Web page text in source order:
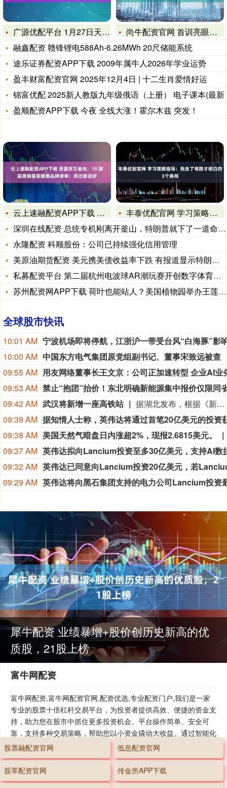
广源优配平台 1月27日天奈转债上涨0.27%，转股溢价率1
尚牛配资官网 首训亮眼，火箭队迎4喜讯！杜兰特争MVP+3大
融鑫配资 赣锋锂电588Ah-6.26MWh 20尺储能系统
途乐证券配资APP下载 2009年属牛人2026年学业运势
盈丰财富配资官网 2025年12月4日 | 十二生肖爱情好运
锦富优配 2025新人教版九年级俄语（上册） 电子课本(最新
盈顺配资APP下载 今夜 全线大涨！霍尔木兹 突发！
云上速融配资APP下载 质量好又省电：10 款超高销量取暖器
丰泰优配官网 学习策略指导：我走了弯路才明白的3个真相
深圳在线配资 总统专机刚离开釜山，特朗普就下了一道命令，普京
永隆配资 科顺股份：公司已持续强化信用管理
美原油期货配资 美元携美债收益率下跌 有报道显示特朗普似愿放
私募配资平台 第二届杭州电波球AR潮玩赛开创数字体育新范式，
苏州配资网APP下载 荷叶也能站人？美国植物园举办王莲承重大
全球股市快讯
10:01 AM
10:00 AM 中国东方电气集团原党组副书记、董事宋致远被查
09:55 AM
09:53 AM
09:42 AM 武汉将新增一座高铁站
据湖北发布，根据《新建合肥至武汉高速铁路长江新区站站房工程及天河站站区相关工程HWZF-1(HBSJ-202401TL-010023001)资审文件公告》，长江新区站计划开工时间和竣工时间均已明确：计划开工日期2026年9月1日，计划竣工日期2028年6月30日，计划工期668日历天。长江新区站位于武汉中北部，北靠黄陂区，南依长江新城。车站西距武汉天河站22.86km，东距红安站24.726km。
09:39 AM
09:38 AM 美国天然气暗盘日内涨超2%，现报2.6815美元。
09:37 AM
09:32 AM
09:29 AM
犀牛配资 业绩暴增+股价创历史新高的优
质股，21股上榜
富牛网配资
富牛网配资,富牛网配资官网,配资优选,专业配资门户,我们是一家
专业的股票十倍杠杆交易平台，为投资者提供高效、便捷的资金支
持，助力您在股市中抓住更多投资机会。平台操作简单、安全可
靠，支持多种交易策略，帮助您以小资金撬动大收益。通过智能化
风控系统，最大程度降低风险，让您轻松掌控投资节奏。无论您是
新手还是资深投资者，我们都致力于为您提供卓越的服务与支持，
助您实现财富增值目标！
股票融配资官网 低息配资官网
股莘配资官网 传金所APP下载